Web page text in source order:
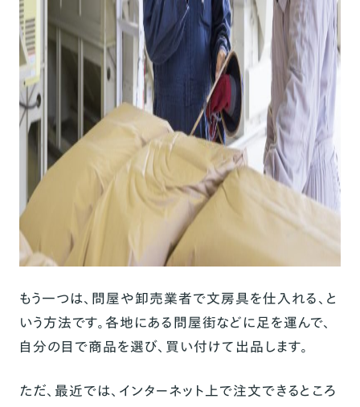
もう一つは、問屋や卸売業者で文房具を仕入れる、と
いう方法です。各地にある問屋街などに足を運んで、
自分の目で商品を選び、買い付けて出品します。
ただ、最近では、インターネット上で注文できるところ